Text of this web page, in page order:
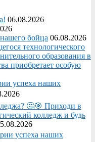
06.08.2026
бойца 06.08.2026
технологического
образования в
приобретает особую
успеха наших
🤔🎯 Приходи в
колледж и будь
успеха наших